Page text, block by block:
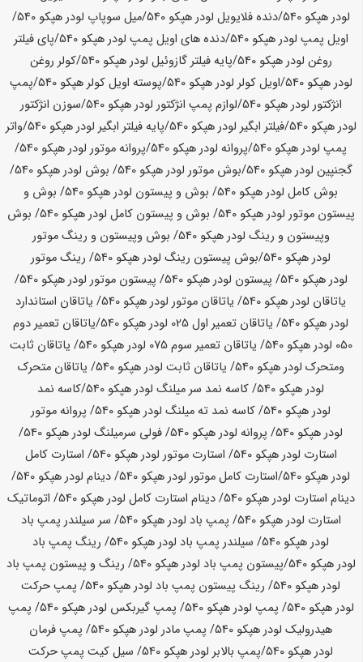
لودرهپکو 540 /دنده فلایویل لودرهپکو 540 /میل سوپاپ لودرهپکو 540
/
اویل پمپ لودرهپکو 540 /دنده های اویل پمپ لودرهپکو 540
/پای فیلتر
روغن لودرهپکو 540 /پایه فیلتر گازوئیل لودرهپکو 540
/کولر روغن
لودرهپکو 540 /اویل کولر لودرهپکو 540 /پوسته اویل کولرهپکو 540
/پمپ
انژکتور لودرهپکو 540 /لوازم پمپ انژکتور لودرهپکو 540
/سوزن انژکتور
لودرهپکو 540 /فیلتر ابگیر لودرهپکو 540 /پایه فیلتر ابگیر لودرهپکو 540
/واتر
پمپ لودرهپکو /پروانه لودرهپکو /پروانه موتور لودرهپکو
/
گجنپین لودرهپکو 540 /بوش موتور لودرهپکو 540 / بوش لودرهپکو 540
/
بوش کامل لودرهپکو / بوش و پیستون لودرهپکو
/ بوش و
پیستون موتور لودرهپکو 540 / بوش و پیستون کامل لودرهپکو 540
/ بوش
وپیستون و رینگ لودرهپکو 540
/ بوش وپیستون و رینگ موتور
لودرهپکو /بوش پیستون رینگ لودرهپکو
/ رینگ موتور
لودرهپکو 540 / پیستون لودرهپکو 540 / پیستون موتور لودرهپکو 540
/
یاتاقان لودرهپکو / یاتاقان موتور لودرهپکو
/ یاتاقان استاندارد
لودرهپکو / یاتاقان تعمیر اول 025 لودر هپکو
/یاتاقان تعمیر دوم
050 لودر
هپکو 540 / یاتاقان تعمیر سوم 075 لودر هپکو 540
/ یاتاقان ثابت
ومتحرک لودرهپکو 540 / یاتاقان ثابت لودرهپکو 540
/ یاتاقان متحرک
لودرهپکو / کاسه نمد سر میلنگ لودرهپکو
/کاسه نمد
لودرهپکو / کاسه نمد ته میلنگ لودرهپکو
/ پروانه موتور
لودرهپکو / پروانه لودرهپکو / فولی سرمیلنگ لودرهپکو
/
استارت لودرهپکو 540 / استارت موتور لودرهپکو 540
/ استارت کامل
لودرهپکو /استارت کامل موتور لودرهپکو / دینام لودرهپکو
/
دینام استارت لودرهپکو 540 / دینام استارت کامل لودرهپکو 540
/ اتوماتیک
استارت لودرهپکو 540 / پمپ باد لودرهپکو 540
/ سر سیلندر پمپ باد
لودرهپکو / سیلندر پمپ باد لودرهپکو
/ رینگ پمپ باد
لودرهپکو 540 /پیستون پمپ باد لودرهپکو 540
/ رینگ و پیستون پمپ باد
لودرهپکو / رینگ پیستون پمپ باد لودرهپکو
/ پمپ حرکت
لودرهپکو 540 / پمپ لودرهپکو 540 / پمپ گیربکس لودرهپکو 540
/ پمپ
هیدرولیک لودرهپکو / پمپ مادر لودرهپکو
/ پمپ فرمان
لودرهپکو /پمپ بالابر لودرهپکو
/ سیل کیت پمپ حرکت